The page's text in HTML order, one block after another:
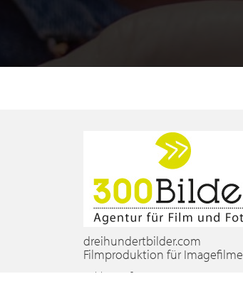
dreihundertbilder.com
Filmproduktion für Imagefilme
Haldenstraße 16